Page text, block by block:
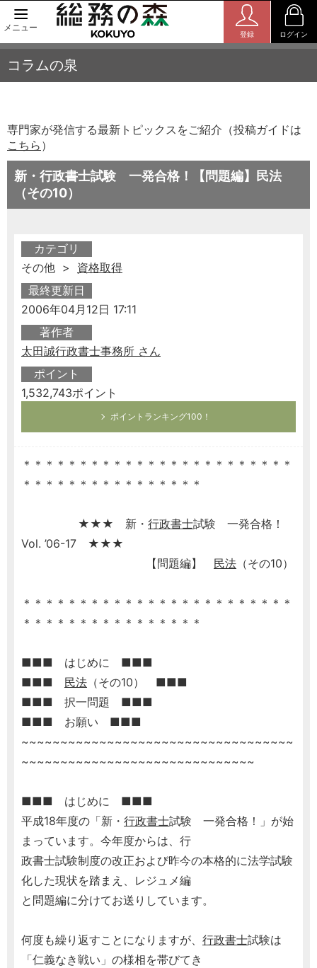
メニュー
登録 ログイン
コラムの泉
専門家が発信する最新トピックスをご紹介（投稿ガイドは
こちら ）
新・行政書士試験 一発合格！【問題編】民法
（その10）
カテゴリ
その他 > 資格取得
最終更新日
2006年04月12日 17:11
著作者
太田誠行政書士事務所 さん
ポイント
1,532,743ポイント
ポイントランキング100！
＊＊＊＊＊＊＊＊＊＊＊＊＊＊＊＊＊＊＊＊＊＊＊＊
＊＊＊＊＊＊＊＊＊＊＊＊＊＊＊＊
★★★ 新・ 行政書士試験 一発合格！
Vol. ’06-17 ★★★
【問題編】 民法 （その10）
＊＊＊＊＊＊＊＊＊＊＊＊＊＊＊＊＊＊＊＊＊＊＊＊
＊＊＊＊＊＊＊＊＊＊＊＊＊＊＊＊
■■■ はじめに ■■■
■■■ 民法 （その10） ■■■
■■■ 択一問題 ■■■
■■■ お願い ■■■
~~~~~~~~~~~~~~~~~~~~~~~~~~~~~~~~~~~
~~~~~~~~~~~~~~~~~~~~~~~~~~~~~~
■■■ はじめに ■■■
平成18年度の「新・ 行政書士試験 一発合格！」が始
まっています。今年度からは、行
政書士試験制度の改正および昨今の本格的に法学試験
化した現状を踏まえ、レジュメ編
と問題編に分けてお送りしています。
何度も繰り返すことになりますが、 行政書士試験は
「仁義なき戦い」の様相を帯びてき